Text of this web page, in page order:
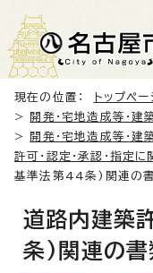
現在の位置： トップペー
>
開発・宅地造成等・建
>
開発・宅地造成等・建
許可・認定・承認・指定に
基準法第44条)関連の書
道路内建築
条)関連の書